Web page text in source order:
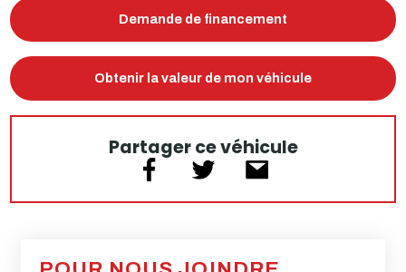
Demande de financement
Obtenir la valeur de mon véhicule
Partager ce véhicule